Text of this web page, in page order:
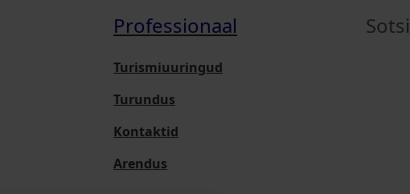
Professionaal
Turismiuuringud
Turundus
Kontaktid
Arendus